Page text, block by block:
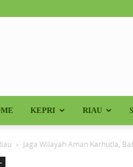
KEPRI RIAU
Jaga Wilayah Aman Karhutla,